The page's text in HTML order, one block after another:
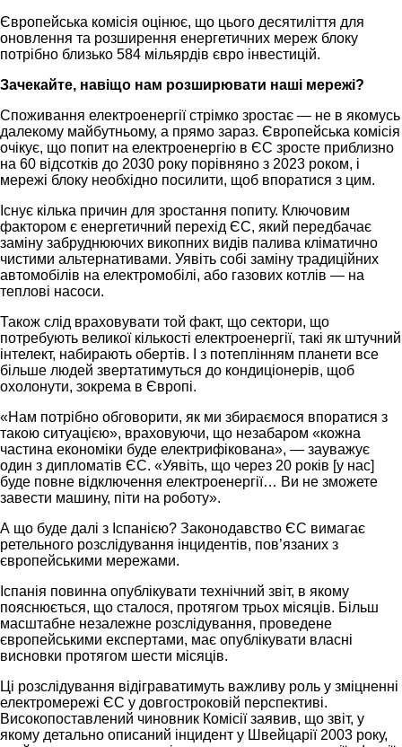
Європейська комісія оцінює, що цього десятиліття для
оновлення та розширення енергетичних мереж блоку
потрібно близько 584 мільярдів євро інвестицій.
Зачекайте, навіщо нам розширювати наші мережі?
Споживання електроенергії стрімко зростає — не в якомусь
далекому майбутньому, а прямо зараз. Європейська комісія
очікує, що попит на електроенергію в ЄС зросте приблизно
на 60 відсотків до 2030 року порівняно з 2023 роком, і
мережі блоку необхідно посилити, щоб впоратися з цим.
Існує кілька причин для зростання попиту. Ключовим
фактором є енергетичний перехід ЄС, який передбачає
заміну забруднюючих викопних видів палива кліматично
чистими альтернативами. Уявіть собі заміну традиційних
автомобілів на електромобілі, або газових котлів — на
теплові насоси.
Також слід враховувати той факт, що сектори, що
потребують великої кількості електроенергії, такі як штучний
інтелект, набирають обертів. І з потеплінням планети все
більше людей звертатимуться до кондиціонерів, щоб
охолонути, зокрема в Європі.
«Нам потрібно обговорити, як ми збираємося впоратися з
такою ситуацією», враховуючи, що незабаром «кожна
частина економіки буде електрифікована», — зауважує
один з дипломатів ЄС. «Уявіть, що через 20 років [у нас]
буде повне відключення електроенергії… Ви не зможете
завести машину, піти на роботу».
А що буде далі з Іспанією? Законодавство ЄС вимагає
ретельного розслідування інцидентів, пов’язаних з
європейськими мережами.
Іспанія повинна опублікувати технічний звіт, в якому
пояснюється, що сталося, протягом трьох місяців. Більш
масштабне незалежне розслідування, проведене
європейськими експертами, має опублікувати власні
висновки протягом шести місяців.
Ці розслідування відіграватимуть важливу роль у зміцненні
електромережі ЄС у довгостроковій перспективі.
Високопоставлений чиновник Комісії заявив, що звіт, у
якому детально описаний інцидент у Швейцарії 2003 року,